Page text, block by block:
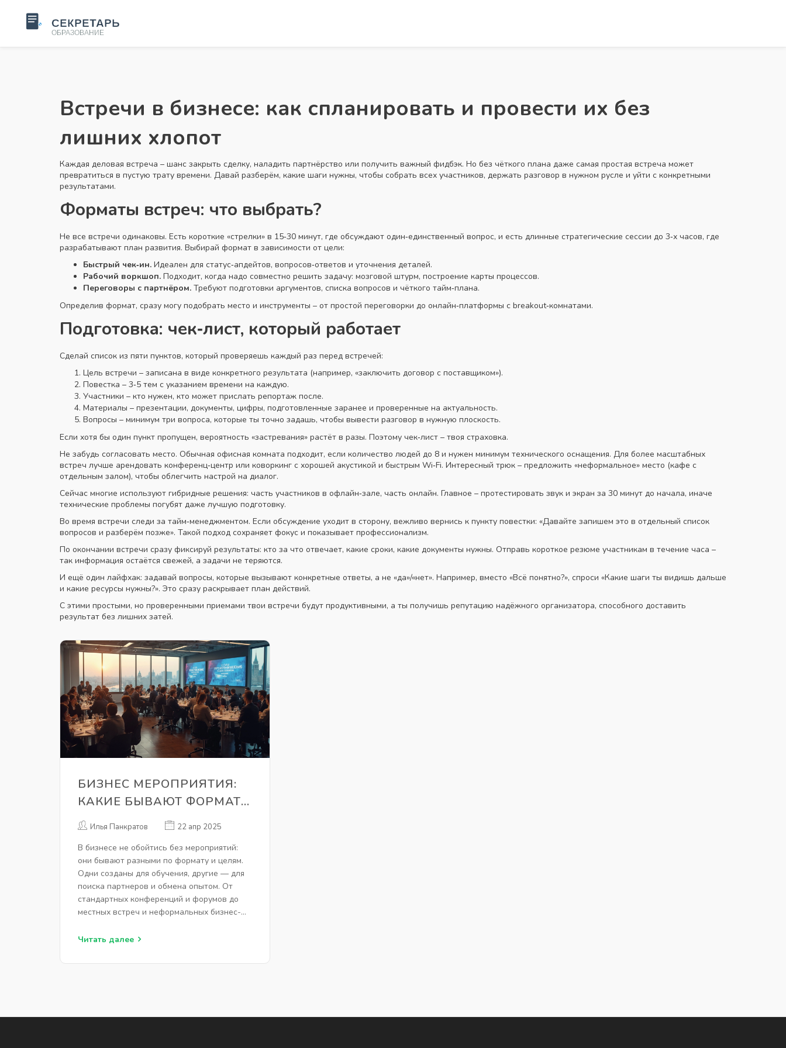
Встречи в бизнесе: как спланировать и провести их без
лишних хлопот
Каждая деловая встреча – шанс закрыть сделку, наладить партнёрство или получить важный фидбэк. Но без чёткого плана даже самая простая встреча может
превратиться в пустую трату времени. Давай разберём, какие шаги нужны, чтобы собрать всех участников, держать разговор в нужном русле и уйти с конкретными
результатами.
Форматы встреч: что выбрать?
Не все встречи одинаковы. Есть короткие «стрелки» в 15‑30 минут, где обсуждают один‑единственный вопрос, и есть длинные стратегические сессии до 3‑х часов, где
разрабатывают план развития. Выбирай формат в зависимости от цели:
Быстрый чек‑ин. Идеален для статус‑апдейтов, вопросов‑ответов и уточнения деталей.
Рабочий воркшоп. Подходит, когда надо совместно решить задачу: мозговой штурм, построение карты процессов.
Переговоры с партнёром. Требуют подготовки аргументов, списка вопросов и чёткого тайм‑плана.
Определив формат, сразу могу подобрать место и инструменты – от простой переговорки до онлайн‑платформы с breakout‑комнатами.
Подготовка: чек‑лист, который работает
Сделай список из пяти пунктов, который проверяешь каждый раз перед встречей:
Цель встречи – записана в виде конкретного результата (например, «заключить договор с поставщиком»).
Повестка – 3‑5 тем с указанием времени на каждую.
Участники – кто нужен, кто может прислать репортаж после.
Материалы – презентации, документы, цифры, подготовленные заранее и проверенные на актуальность.
Вопросы – минимум три вопроса, которые ты точно задашь, чтобы вывести разговор в нужную плоскость.
Если хотя бы один пункт пропущен, вероятность «застревания» растёт в разы. Поэтому чек‑лист – твоя страховка.
Не забудь согласовать место. Обычная офисная комната подходит, если количество людей до 8 и нужен минимум технического оснащения. Для более масштабных
встреч лучше арендовать конференц‑центр или коворкинг с хорошей акустикой и быстрым Wi‑Fi. Интересный трюк – предложить «неформальное» место (кафе с
отдельным залом), чтобы облегчить настрой на диалог.
Сейчас многие используют гибридные решения: часть участников в офлайн‑зале, часть онлайн. Главное – протестировать звук и экран за 30 минут до начала, иначе
технические проблемы погубят даже лучшую подготовку.
Во время встречи следи за тайм‑менеджментом. Если обсуждение уходит в сторону, вежливо вернись к пункту повестки: «Давайте запишем это в отдельный список
вопросов и разберём позже». Такой подход сохраняет фокус и показывает профессионализм.
По окончании встречи сразу фиксируй результаты: кто за что отвечает, какие сроки, какие документы нужны. Отправь короткое резюме участникам в течение часа –
так информация остаётся свежей, а задачи не теряются.
И ещё один лайфхак: задавай вопросы, которые вызывают конкретные ответы, а не «да»/«нет». Например, вместо «Всё понятно?», спроси «Какие шаги ты видишь дальше
и какие ресурсы нужны?». Это сразу раскрывает план действий.
С этими простыми, но проверенными приемами твои встречи будут продуктивными, а ты получишь репутацию надёжного организатора, способного доставить
результат без лишних затей.
БИЗНЕС МЕРОПРИЯТИЯ:
КАКИЕ БЫВАЮТ ФОРМАТЫ
И ЗАЧЕМ ОНИ НУЖНЫ
Илья Панкратов 22 апр 2025
В бизнесе не обойтись без мероприятий:
они бывают разными по формату и целям.
Одни созданы для обучения, другие — для
поиска партнеров и обмена опытом. От
стандартных конференций и форумов до
местных встреч и неформальных бизнес-
разберёмся, какие бывают бизнес
обращать внимание. Всё — просто и
Читать далее